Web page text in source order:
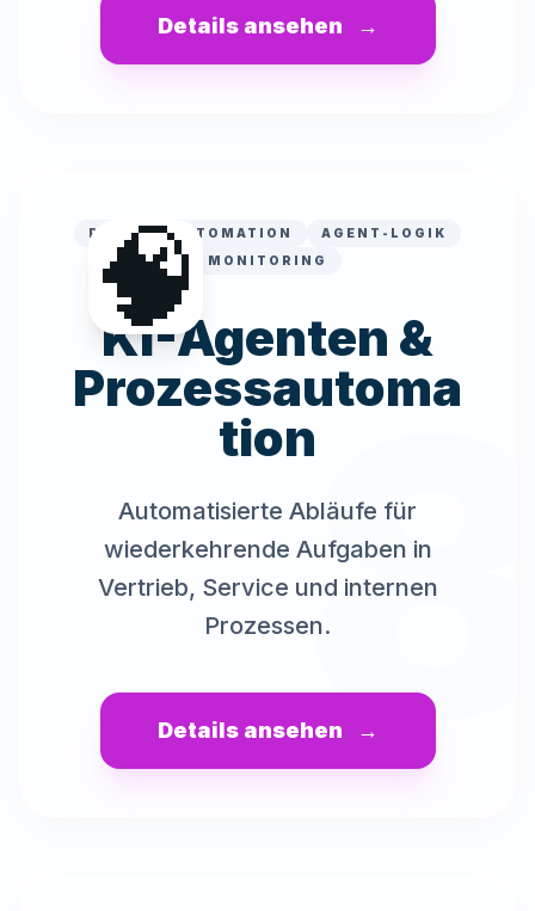
Details ansehen →
🧠
PROZESSAUTOMATION
AGENT-LOGIK
MONITORING
KI-Agenten &
Prozessautoma
tion
Automatisierte Abläufe für
wiederkehrende Aufgaben in
Vertrieb, Service und internen
Prozessen.
Details ansehen →